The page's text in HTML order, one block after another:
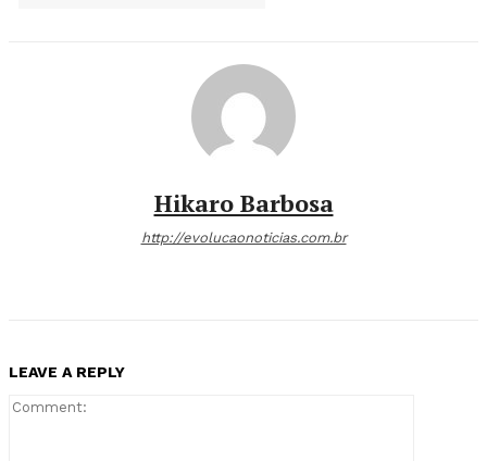
Hikaro Barbosa
http://evolucaonoticias.com.br
LEAVE A REPLY